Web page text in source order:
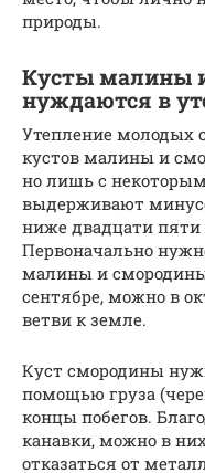
природы.
Кусты малины
нуждаются в
Утепление молодых
кустов малины и
но лишь с
выдерживают
ниже двадцати пяти
Первоначально
малины и смородины
сентябре, можно в
ветви к земле.
Куст смородины
помощью груза
концы побегов.
канавки, можно в
отказаться от